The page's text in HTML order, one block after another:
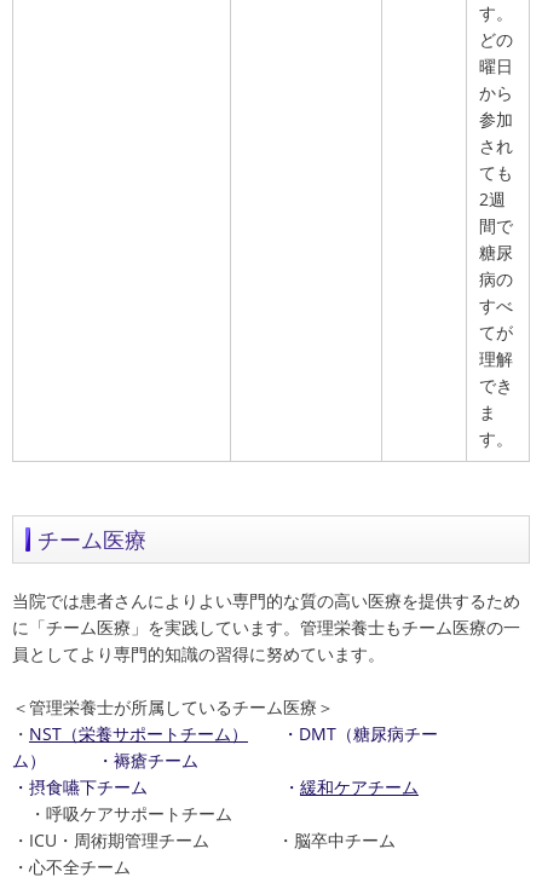
す。
どの
曜日
から
参加
され
ても
2週
間で
糖尿
病の
すべ
てが
理解
でき
ま
す。
チーム医療
当院では患者さんによりよい専門的な質の高い医療を提供するため
に「チーム医療」を実践しています。管理栄養士もチーム医療の一
員としてより専門的知識の習得に努めています。
＜管理栄養士が所属しているチーム医療＞
・ NST（栄養サポートチーム）
・DMT（糖尿病チー
ム） ・褥瘡チーム
・摂食嚥下チーム ・ 緩和ケアチーム
・呼吸ケアサポートチーム
・ICU・周術期管理チーム ・脳卒中チーム
・心不全チーム